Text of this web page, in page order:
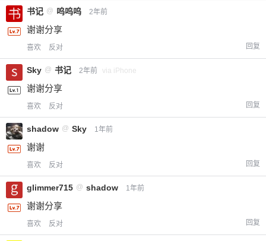
书记 @ 呜呜呜 2年前
谢谢分享
喜欢 反对 回复
Sky @ 书记 2年前 via iPhone
谢谢分享
喜欢 反对 回复
shadow @ Sky 1年前
谢谢
喜欢 反对 回复
glimmer715 @ shadow 1年前
谢谢分享
喜欢 反对 回复